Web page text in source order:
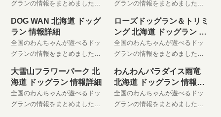
グランの情報をまとめました。
ごしください。 是非、お気に入
りに登録してください。
ン 情報詳細
グランの情報をまとめました。
ごしください。 是非、お気に入
りに登録してください。
DOG WAN 北海道 ドッグ
ラン 情報詳細
全国のわんちゃんが遊べるドッ
グランの情報をまとめました。
ごしください。 是非、お気に入
りに登録してください。
ローズドッグラン＆トリミ
ング 北海道 ドッグラン 情
報詳細
全国のわんちゃんが遊べるドッ
グランの情報をまとめました。
ごしください。 是非、お気に入
りに登録してください。
大雪山フラワーパーク 北
海道 ドッグラン 情報詳細
全国のわんちゃんが遊べるドッ
グランの情報をまとめました。
わんわんパラダイス雨竜
北海道 ドッグラン 情報詳
細
全国のわんちゃんが遊べるドッ
グランの情報をまとめました。